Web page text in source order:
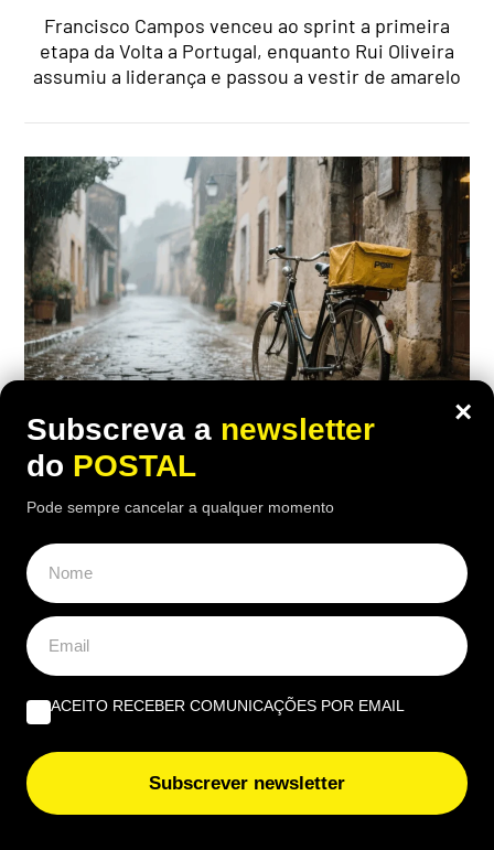
Francisco Campos venceu ao sprint a primeira
etapa da Volta a Portugal, enquanto Rui Oliveira
assumiu a liderança e passou a vestir de amarelo
ECONOMIA
“Trabalhei toda a vida à chuva”:
reformada revela o valor da pensão
depois de 41 anos nos correios
Depois de passar 41 anos nos correios, muitas
vezes de bicicleta e debaixo de chuva, esta antiga
×
Subscreva a newsletter
do POSTAL
Pode sempre cancelar a qualquer momento
ACEITO RECEBER COMUNICAÇÕES POR EMAIL
Subscrever newsletter